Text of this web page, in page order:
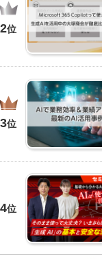
2位
3位
4位